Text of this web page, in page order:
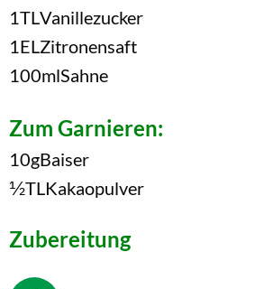
1TL Vanillezucker
1 EL Zitronensaft
100mlSahne
Zum Garnieren:
10gBaiser
1/2TL Kakaopulver
Zubereitung